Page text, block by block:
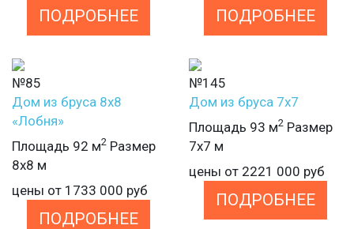
ПОДРОБНЕЕ ПОДРОБНЕЕ
№85
Дом из бруса 8х8
«Лобня»
Площадь 92 м2 Размер
8х8 м
цены от 1733 000 руб
ПОДРОБНЕЕ
№145
Дом из бруса 7х7
Площадь 93 м2 Размер
7х7 м
цены от 2221 000 руб
ПОДРОБНЕЕ